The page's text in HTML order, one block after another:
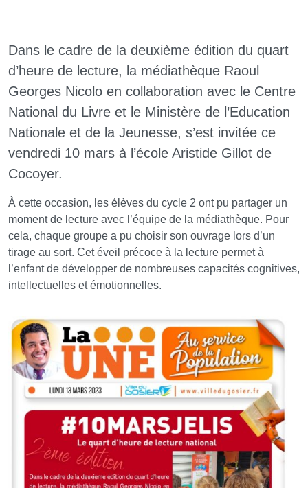
Dans le cadre de la deuxième édition du quart
d’heure de lecture, la médiathèque Raoul
Georges Nicolo en collaboration avec le Centre
National du Livre et le Ministère de l’Education
Nationale et de la Jeunesse, s’est invitée ce
vendredi 10 mars à l’école Aristide Gillot de
Cocoyer.
À cette occasion, les élèves du cycle 2 ont pu partager un
moment de lecture avec l’équipe de la médiathèque. Pour
cela, chaque groupe a pu choisir son ouvrage lors d’un
tirage au sort. Cet éveil précoce à la lecture permet à
l’enfant de développer de nombreuses capacités cognitives,
intellectuelles et émotionnelles.